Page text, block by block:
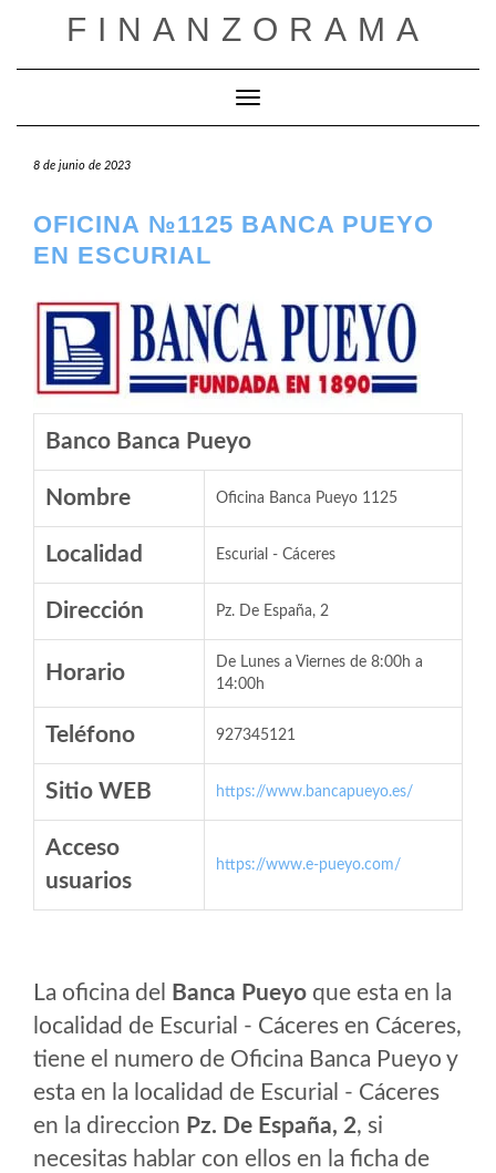
FINANZORAMA
Cambiar modo de navegación
8 de junio de 2023
OFICINA №1125 BANCA PUEYO
EN ESCURIAL
Banco Banca Pueyo
Nombre Oficina Banca Pueyo 1125
Localidad Escurial - Cáceres
Dirección Pz. De España, 2
Horario
De Lunes a Viernes de 8:00h a
14:00h
Teléfono 927345121
Sitio WEB https://www.bancapueyo.es/
Acceso
usuarios
https://www.e-pueyo.com/
La oficina del Banca Pueyo que esta en la
localidad de Escurial - Cáceres en Cáceres,
tiene el numero de Oficina Banca Pueyo y
esta en la localidad de Escurial - Cáceres
en la direccion Pz. De España, 2, si
necesitas hablar con ellos en la ficha de